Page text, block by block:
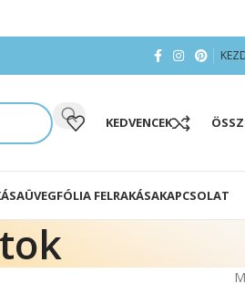
KEDVENCEK
ÜVEGFÓLIA FELRAKÁSAKAPCSOLAT